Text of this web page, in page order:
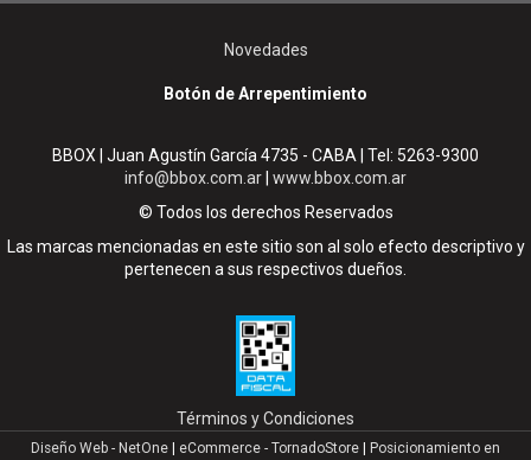
Novedades
Botón de Arrepentimiento
BBOX | Juan Agustín García 4735 - CABA | Tel: 5263-9300
info@bbox.com.ar| www.bbox.com.ar
© Todos los derechos Reservados
Las marcas mencionadas en este sitio son al solo efecto descriptivo y
pertenecen a sus respectivos dueños.
Términos y Condiciones
Diseño Web - NetOne eCommerce - TornadoStore Posicionamiento en